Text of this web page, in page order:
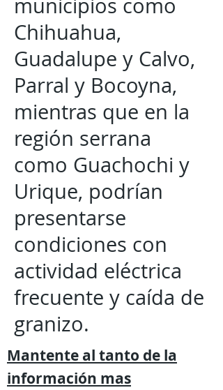
municipios como
Chihuahua,
Guadalupe y Calvo,
Parral y Bocoyna,
mientras que en la
región serrana
como Guachochi y
Urique, podrían
presentarse
condiciones con
actividad eléctrica
frecuente y caída de
granizo.
Mantente al tanto de la
información mas